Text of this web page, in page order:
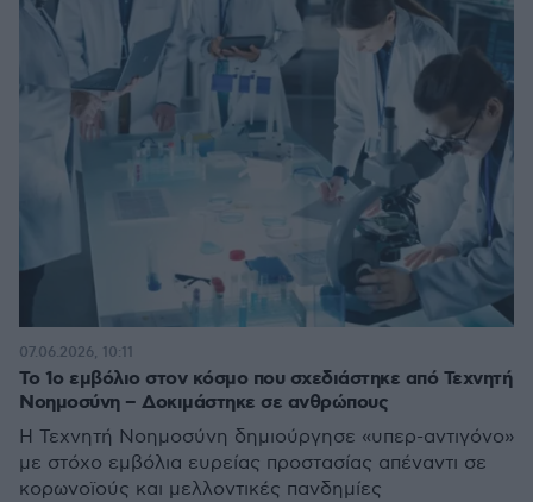
Το 1ο εμβόλιο στον κόσμο που σχεδιάστηκε από Τεχνητή
Νοημοσύνη – Δοκιμάστηκε σε ανθρώπους
Η Τεχνητή Νοημοσύνη δημιούργησε «υπερ-αντιγόνο»
με στόχο εμβόλια ευρείας προστασίας απέναντι σε
κορωνοϊούς και μελλοντικές πανδημίες
07.06.2026, 10:11